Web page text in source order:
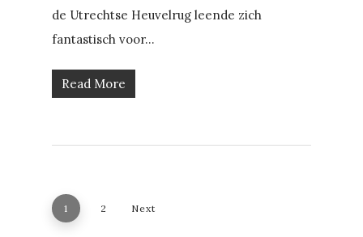
de Utrechtse Heuvelrug leende zich
fantastisch voor...
Read More
1 2 Next